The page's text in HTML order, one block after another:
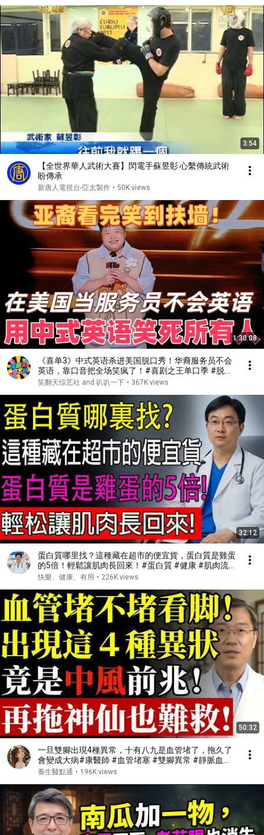
3:54
【全世界華人武術大賽】閃電手蘇昱彰 心繫傳統武術
盼傳承
新唐人電視台-亞太製作 • 50K views
1:30:08
《喜单3》中式英语杀进美国脱口秀！华裔服务员不会
英语，靠口音把全场笑疯了！#喜剧之王单口季 #脱口
秀 #搞笑 #喜剧 #funny #综艺
笑翻天综艺社 and 叭叭一下 • 367K views
32:12
蛋白質哪里找？這種藏在超市的便宜貨，蛋白質是雞蛋
的5倍！輕鬆讓肌肉長回來！#蛋白質 #健康 #肌肉流
失 #肌少症
快樂、健康、有用 • 226K views
50:32
一旦雙腳出現4種異常，十有八九是血管堵了，拖久了
會變成大病#康醫師 #血管堵塞 #雙腳異常 #靜脈血栓
#肺栓塞 #銀髮族養生 #猝死預防 #血液循環 #健康誤
養生醫點通 • 196K views